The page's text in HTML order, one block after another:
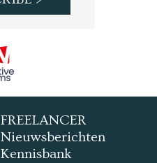
FREELANCER
Nieuwsberichten
Kennisbank